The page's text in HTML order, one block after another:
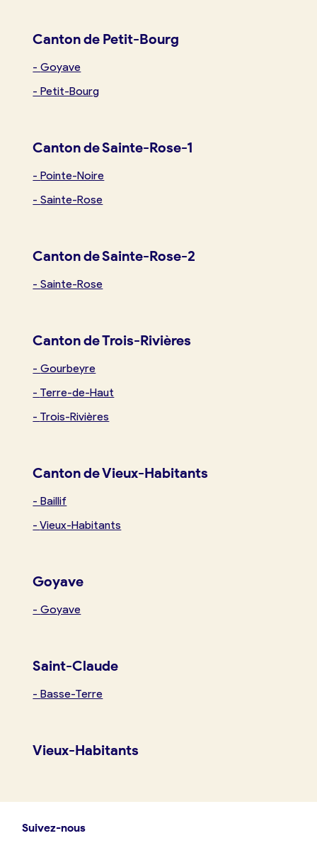
Canton de Petit-Bourg
-Goyave
-Petit-Bourg
Canton de Sainte-Rose-1
-Pointe-Noire
-Sainte-Rose
Canton de Sainte-Rose-2
-Sainte-Rose
Canton de Trois-Rivières
-Gourbeyre
- Terre-de-Haut
- Trois-Rivières
Canton de Vieux-Habitants
-Baillif
-Vieux-Habitants
Goyave
-Goyave
Saint-Claude
-Basse-Terre
Vieux-Habitants
Suivez-nous